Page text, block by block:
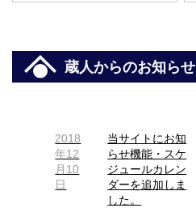
蔵人からのお知らせ
2018
年12
月10
日
当サイトにお知
らせ機能・スケ
ジュールカレン
ダーを追加しま
した。